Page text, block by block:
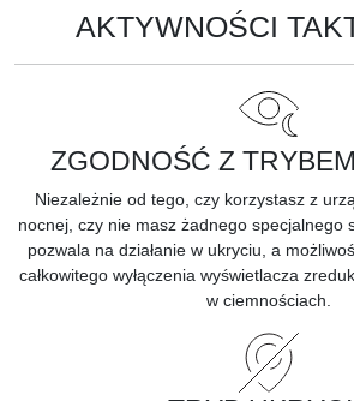
AKTYWNOŚCI
ZGODNOŚĆ Z
Niezależnie od tego, czy korzystasz z
nocnej, czy nie masz żadnego specjalnego
pozwala na działanie w ukryciu, a
całkowitego wyłączenia wyświetlacza
w ciemnościach.